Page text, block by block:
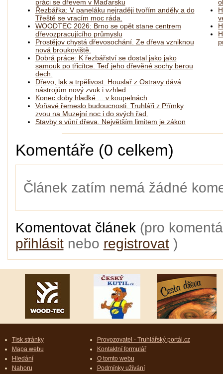
práci se dřevem v Maďarsku
Řezbářka: V paneláku nejraději tvořím anděly a do
Třeště se vracím moc ráda.
WOODTEC 2026: Brno se opět stane centrem
dřevozpracujícího průmyslu
Prostějov chystá dřevosochání. Ze dřeva vzniknou
nová broukoviště.
Dobrá práce: K řezbářství se dostal jako jako
samouk po třicítce. Teď jeho dřevěné sochy berou
dech.
Dřevo, lak a trpělivost. Houslař z Ostravy dává
nástrojům nový zvuk i vzhled
Konec doby hladké ... v koupelnách
Voňavé řemeslo budoucnosti. Truhláři z Přímky
zvou na Muzejní noc i do svých řad.
Stavby s vůní dřeva. Největším limitem je zákon
Komentáře (0 celkem)
Článek zatím nemá žádné
Komentovat článek (pro
přihlásitnebo registrovat)
Tisk stránky
Mapa webu
Hledání
Nahoru
Provozovatel - Truhlářský portál.cz
Kontaktní formulář
O tomto webu
Podmínky užívání